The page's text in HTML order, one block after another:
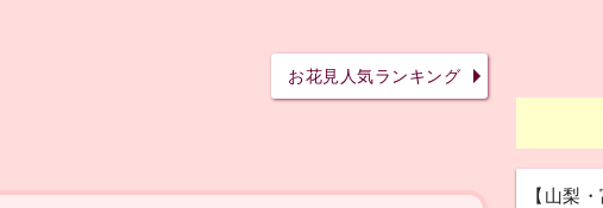
お花見人気ランキング
【山梨